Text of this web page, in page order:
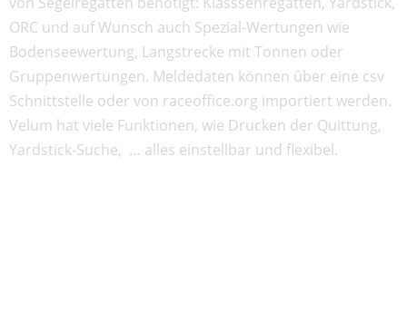
ORC und auf Wunsch auch Spezial-Wertungen wie
Bodenseewertung, Langstrecke mit Tonnen oder
Gruppen­wertungen. Meldedaten können über eine csv
Schnittstelle oder von raceoffice.org importiert werden.
Velum hat viele Funktionen, wie Drucken der Quittung,
Yardstick-Suche, … alles einstellbar und flexibel.